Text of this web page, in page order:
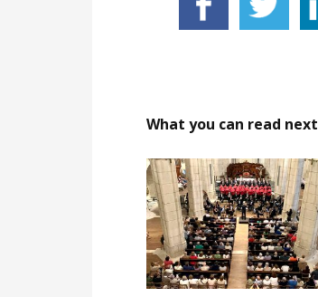
What you can read next